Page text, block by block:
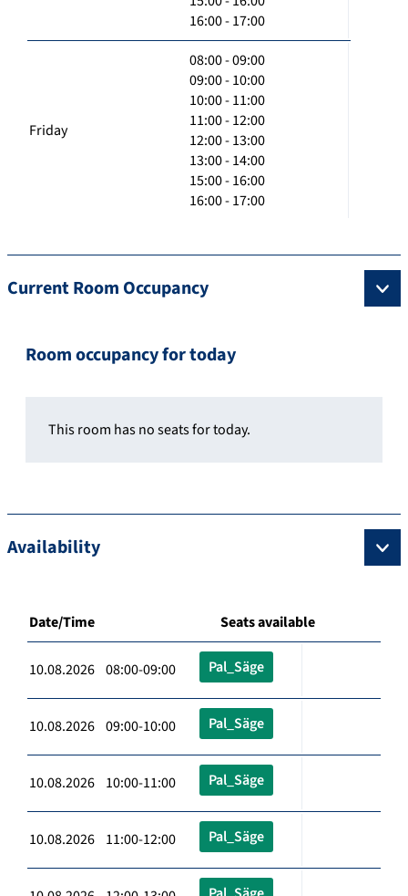
16:00 - 17:00
Friday
08:00 - 09:00
09:00 - 10:00
10:00 - 11:00
11:00 - 12:00
12:00 - 13:00
13:00 - 14:00
15:00 - 16:00
16:00 - 17:00
Current Room Occupancy
Room occupancy for today
This room has no seats for today.
Availability
Date/Time Seats available
10.08.2026 08:00-09:00 Pal_Säge
10.08.2026 09:00-10:00 Pal_Säge
10.08.2026 10:00-11:00 Pal_Säge
10.08.2026 11:00-12:00 Pal_Säge